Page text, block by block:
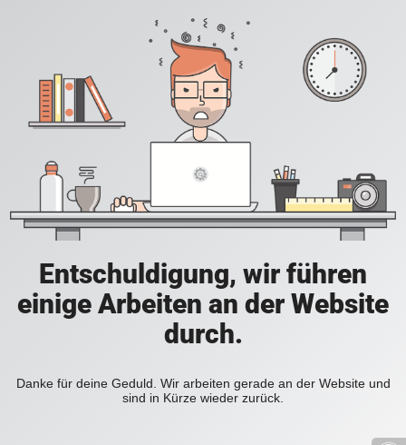
Entschuldigung, wir führen
einige Arbeiten an der Website
durch.
Danke für deine Geduld. Wir arbeiten gerade an der Website und
sind in Kürze wieder zurück.